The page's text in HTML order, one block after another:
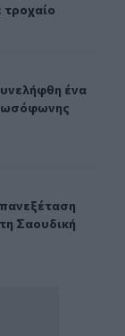
τροχαίο
μέλος της
ένα
ένα
Patriot στη
για
Σαουδική